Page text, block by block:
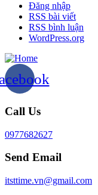
Đăng nhập
RSS bài viết
RSS bình luận
WordPress.org
Call Us
0977682627
Send Email
itsttime.vn@gmail.com